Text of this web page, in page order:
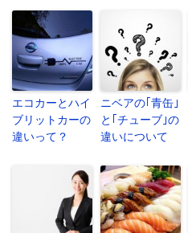
エコカーとハイ
ブリットカーの
違いって？
ニベアの｢青缶｣
と｢チューブ｣の
違いについて